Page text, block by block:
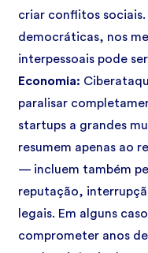
criar conflitos
democráticas, nos
interpessoais pode
Economia:
paralisar
startups a grandes
resumem apenas ao
— incluem também
reputação,
legais. Em alguns
comprometer anos